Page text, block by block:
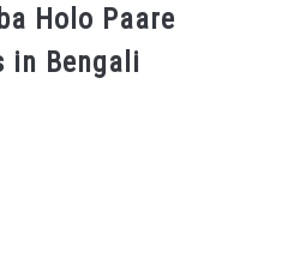
Holo Paare
in Bengali